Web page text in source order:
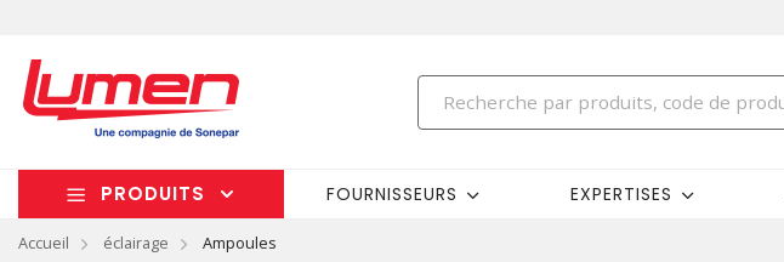
PRODUITS FOURNISSEURS EXPERTISES
Accueil éclairage Ampoules